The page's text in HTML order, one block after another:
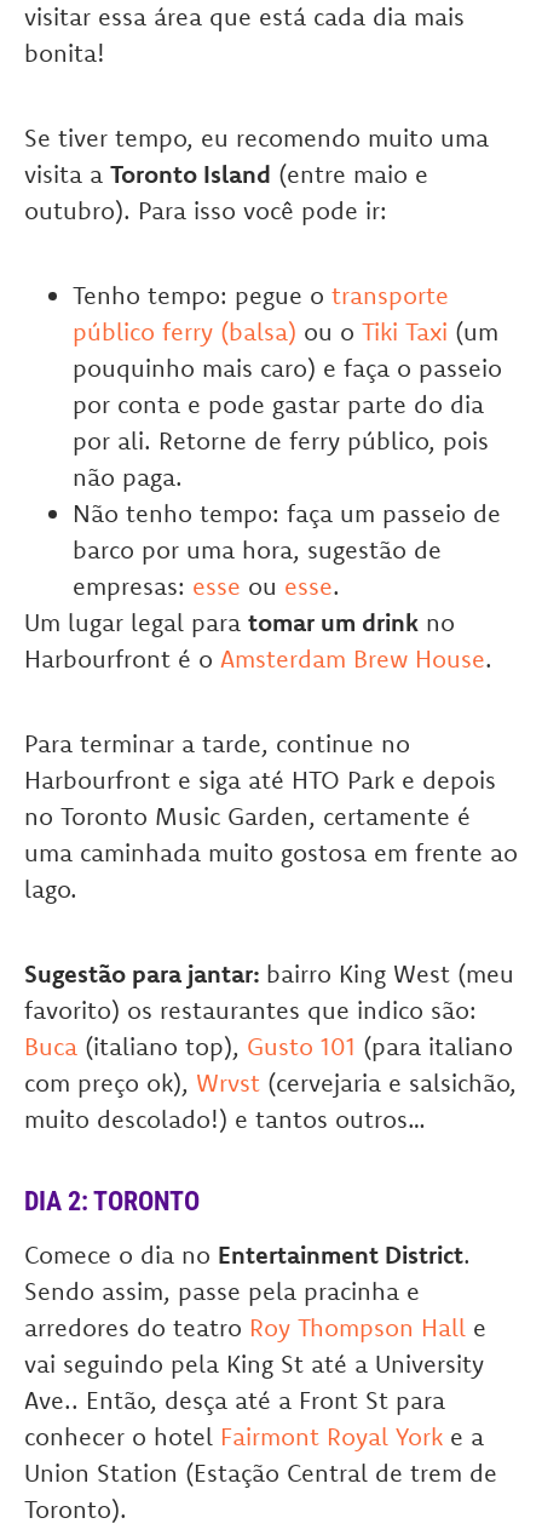
visitar essa área que está cada dia mais
bonita!
Se tiver tempo, eu recomendo muito uma
visita a Toronto Island (entre maio e
outubro). Para isso você pode ir:
Tenho tempo: pegue o transporte
público ferry (balsa) ou o Tiki Taxi (um
pouquinho mais caro) e faça o passeio
por conta e pode gastar parte do dia
por ali. Retorne de ferry público, pois
não paga.
Não tenho tempo: faça um passeio de
barco por uma hora, sugestão de
empresas: esse ou esse.
Um lugar legal para tomar um drink no
Harbourfront é o Amsterdam Brew House.
Para terminar a tarde, continue no
Harbourfront e siga até HTO Park e depois
no Toronto Music Garden, certamente é
uma caminhada muito gostosa em frente ao
lago.
Sugestão para jantar: bairro King West (meu
favorito) os restaurantes que indico são:
Buca (italiano top), Gusto 101 (para italiano
com preço ok), Wrvst (cervejaria e salsichão,
muito descolado!) e tantos outros…
DIA 2: TORONTO
Comece o dia no Entertainment District.
Sendo assim, passe pela pracinha e
arredores do teatro Roy Thompson Hall e
vai seguindo pela King St até a University
Ave.. Então, desça até a Front St para
conhecer o hotel Fairmont Royal York e a
Union Station (Estação Central de trem de
Toronto).